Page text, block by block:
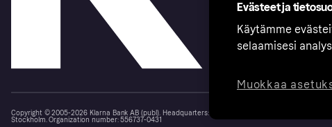
Copyright © 2005-2026 Klarna Bank AB (publ). Headquarters: Stockholm, Sweden. All rights
Stockholm. Organization number: 556737-0431
Evästeet ja
Käytämme
selaamisesi
Muokkaa